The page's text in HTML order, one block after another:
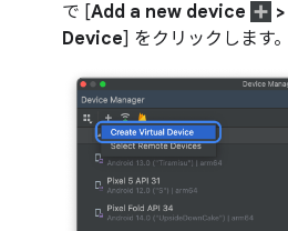
で [Add a new device
Device] をクリックします。